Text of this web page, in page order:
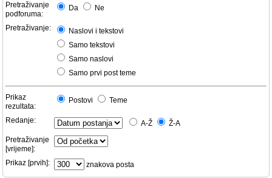
Pretraživanje
podforuma:
Da Ne
Pretraživanje:
Naslovi i tekstovi
Samo tekstovi
Samo naslovi
Samo prvi post teme
Prikaz
rezultata:
Postovi Teme
Redanje: A-Ž
Ž-A
Pretraživanje
[vrijeme]:
Prikaz [prvih]:
znakova posta